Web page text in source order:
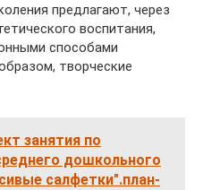
предлагают, через
воспитания,
способами
творческие
занятия по
дошкольного
салфетки".план-